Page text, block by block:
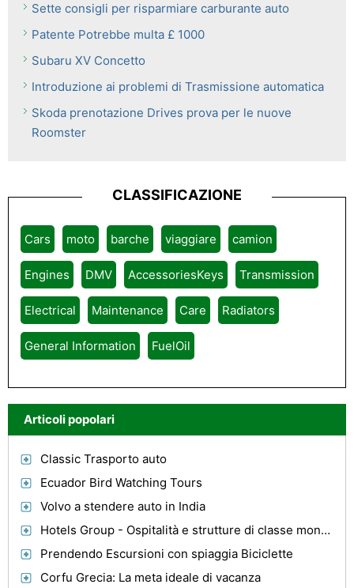
Sette consigli per risparmiare carburante auto
Patente Potrebbe multa £ 1000
Subaru XV Concetto
Introduzione ai problemi di Trasmissione automatica
Skoda prenotazione Drives prova per le nuove
Roomster
CLASSIFICAZIONE
Cars moto barche viaggiare camion
Engines DMV AccessoriesKeys Transmission
Electrical Maintenance Care Radiators
General Information FuelOil
Articoli popolari
Classic Trasporto auto
Ecuador Bird Watching Tours
Volvo a stendere auto in India
Hotels Group - Ospitalità e strutture di classe mondiale rendono uniche
Prendendo Escursioni con spiaggia Biciclette
Corfu Grecia: La meta ideale di vacanza